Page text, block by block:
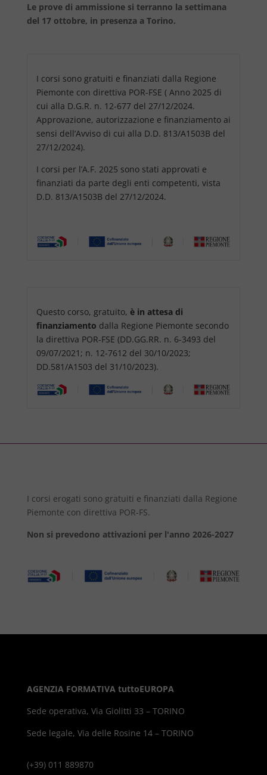
Le prove di ammissione si terranno la settimana
del 17 ottobre, in presenza a Torino.
I corsi sono gratuiti e finanziati dalla Regione
Piemonte con direttiva POR-FSE ( Anno 2025 di
cui alla D.G.R. n. 12-677 del 27/12/2024.
Approvazione, autorizzazione e finanziamento ai
sensi dell’Avviso di cui alla D.D. 813/A1503B del
27/12/2024).
I corsi per l’A.F. 2025 sono stati approvati e
finanziati da parte degli enti competenti, vista
D.D. 813/A1503B del 27/12/2024.
Questo corso, gratuito, è in attesa di
finanziamento dalla Regione Piemonte secondo
la direttiva POR-FSE (DD.GG.RR. n. 6-3493 del
09/07/2021; n. 12-7612 del 30/10/2023;
DD.581/A1503 del 31/10/2023).
I corsi erogati sono gratuiti e finanziati dalla Regione
Piemonte con direttiva POR-FS.
Non si prevedono attivazioni per l'anno 2026-2027
AGENZIA FORMATIVA tuttoEUROPA
Sede operativa, Via Giolitti 33 – TORINO
Sede legale, Via delle Rosine 14 – TORINO
(+39) 011 889870